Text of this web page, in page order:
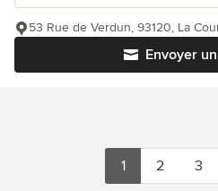
Envoyer
53 Rue de Verdun, 93120, La
1 2 3